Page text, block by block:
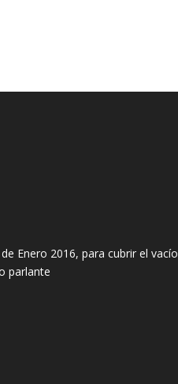
Enero 2016, para cubrir el vacío
parlante